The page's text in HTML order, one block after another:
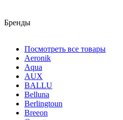
Бренды
Посмотреть все товары
Aeronik
Aqua
AUX
BALLU
Belluna
Berlingtoun
Breeon